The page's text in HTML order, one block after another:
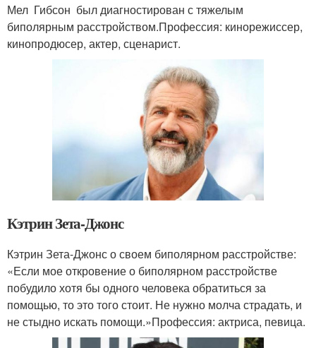
Мел Гибсон был диагностирован с тяжелым
биполярным расстройством.Профессия: кинорежиссер,
кинопродюсер, актер, сценарист.
Кэтрин Зета-Джонс
Кэтрин Зета-Джонс о своем биполярном расстройстве:
«Если мое откровение о биполярном расстройстве
побудило хотя бы одного человека обратиться за
помощью, то это того стоит. Не нужно молча страдать, и
не стыдно искать помощи.»Профессия: актриса, певица.